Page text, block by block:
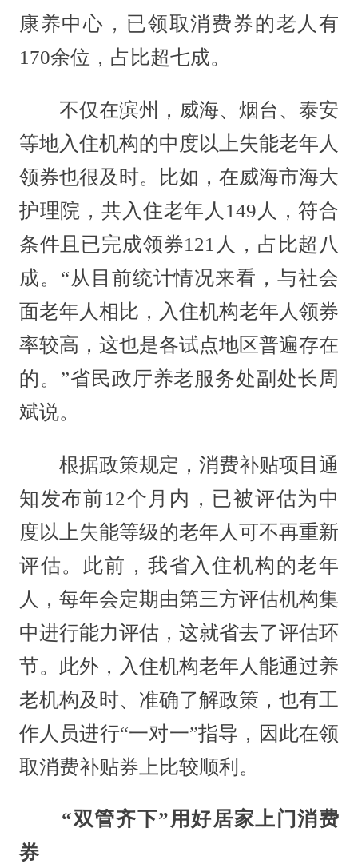
康养中心，已领取消费券的老人有
170余位，占比超七成。
不仅在滨州，威海、烟台、泰安
等地入住机构的中度以上失能老年人
领券也很及时。比如，在威海市海大
护理院，共入住老年人149人，符合
条件且已完成领券121人，占比超八
成。“从目前统计情况来看，与社会
面老年人相比，入住机构老年人领券
率较高，这也是各试点地区普遍存在
的。”省民政厅养老服务处副处长周
斌说。
根据政策规定，消费补贴项目通
知发布前12个月内，已被评估为中
度以上失能等级的老年人可不再重新
评估。此前，我省入住机构的老年
人，每年会定期由第三方评估机构集
中进行能力评估，这就省去了评估环
节。此外，入住机构老年人能通过养
老机构及时、准确了解政策，也有工
作人员进行“一对一”指导，因此在领
取消费补贴券上比较顺利。
“双管齐下”用好居家上门消费
券